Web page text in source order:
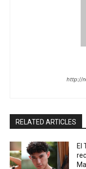
http://
RELATED ARTICLES
El